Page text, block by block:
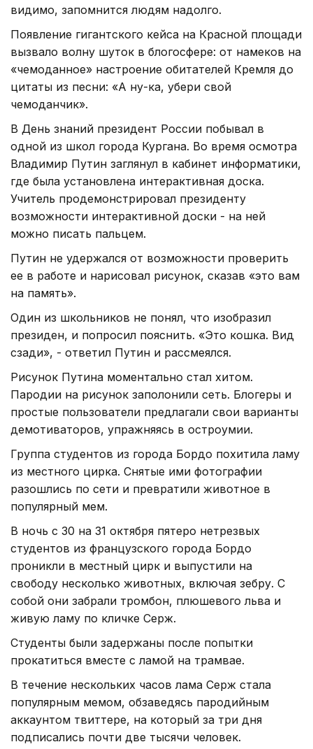
видимо, запомнится людям надолго.
Появление гигантского кейса на Красной площади
вызвало волну шуток в блогосфере: от намеков на
«чемоданное» настроение обитателей Кремля до
цитаты из песни: «А ну-ка, убери свой
чемоданчик».
В День знаний президент России побывал в
одной из школ города Кургана. Во время осмотра
Владимир Путин заглянул в кабинет информатики,
где была установлена интерактивная доска.
Учитель продемонстрировал президенту
возможности интерактивной доски - на ней
можно писать пальцем.
Путин не удержался от возможности проверить
ее в работе и нарисовал рисунок, сказав «это вам
на память».
Один из школьников не понял, что изобразил
президен, и попросил пояснить. «Это кошка. Вид
сзади», - ответил Путин и рассмеялся.
Рисунок Путина моментально стал хитом.
Пародии на рисунок заполонили сеть. Блогеры и
простые пользователи предлагали свои варианты
демотиваторов, упражняясь в остроумии.
Группа студентов из города Бордо похитила ламу
из местного цирка. Снятые ими фотографии
разошлись по сети и превратили животное в
популярный мем.
В ночь с 30 на 31 октября пятеро нетрезвых
студентов из французского города Бордо
проникли в местный цирк и выпустили на
свободу несколько животных, включая зебру. С
собой они забрали тромбон, плюшевого льва и
живую ламу по кличке Серж.
Студенты были задержаны после попытки
прокатиться вместе с ламой на трамвае.
В течение нескольких часов лама Серж стала
популярным мемом, обзаведясь пародийным
аккаунтом твиттере, на который за три дня
подписались почти две тысячи человек.